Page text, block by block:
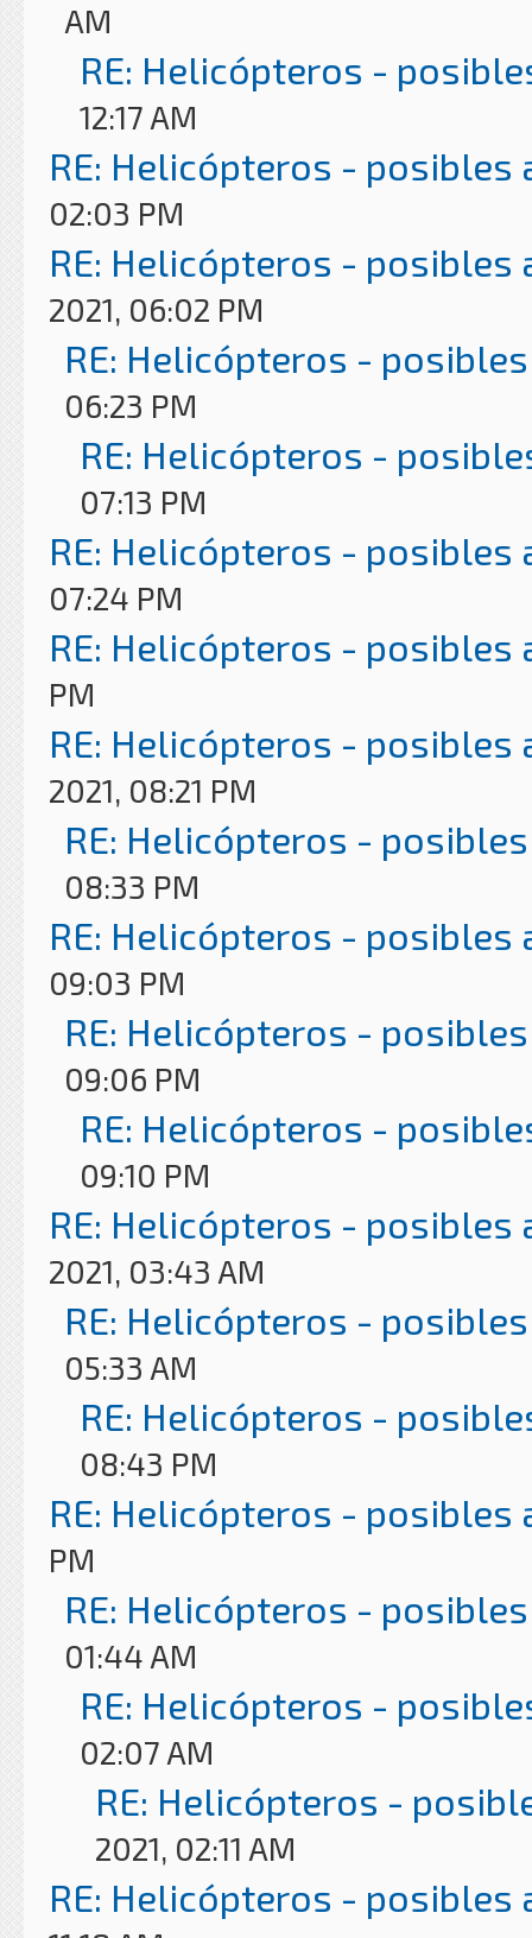
AM
RE: Helicópteros -
12:17 AM
RE: Helicópteros - posibles
02:03 PM
RE: Helicópteros - posibles
2021, 06:02 PM
RE: Helicópteros -
06:23 PM
RE: Helicópteros -
07:13 PM
RE: Helicópteros - posibles
07:24 PM
RE: Helicópteros - posibles
PM
RE: Helicópteros - posibles
2021, 08:21 PM
RE: Helicópteros -
08:33 PM
RE: Helicópteros - posibles
09:03 PM
RE: Helicópteros -
09:06 PM
RE: Helicópteros -
09:10 PM
RE: Helicópteros - posibles
2021, 03:43 AM
RE: Helicópteros -
05:33 AM
RE: Helicópteros -
08:43 PM
RE: Helicópteros - posibles
PM
RE: Helicópteros -
01:44 AM
RE: Helicópteros -
02:07 AM
RE: Helicópteros -
2021, 02:11 AM
RE: Helicópteros - posibles